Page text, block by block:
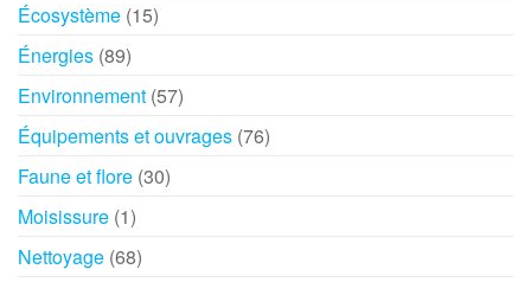
Écosystème (15)
Énergies (89)
Environnement (57)
Équipements et ouvrages (76)
Faune et flore (30)
Moisissure (1)
Nettoyage (68)